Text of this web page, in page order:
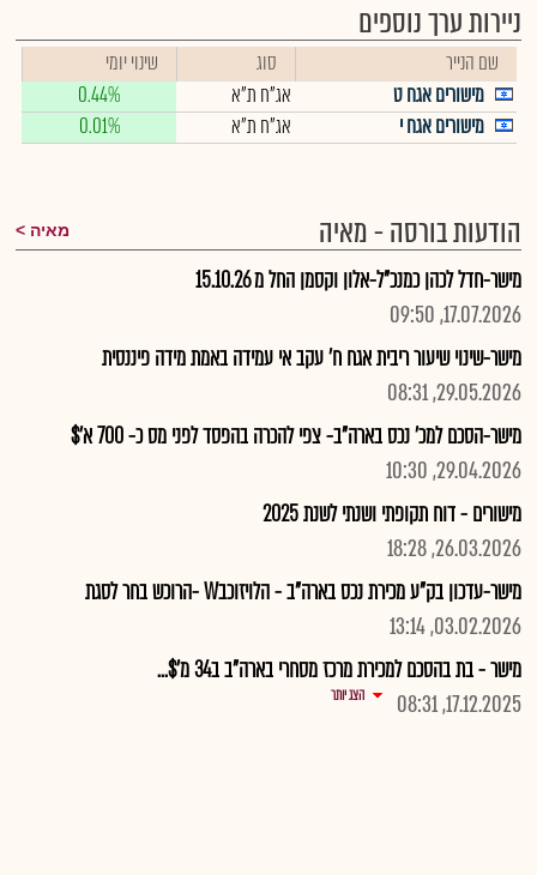
ניירות ערך נוספים
שם הנייר סוג
שינוי יומי
מישורים אגח ט
אג"ח ת"א
0.44%
מישורים אגח י
אג"ח ת"א 0.01%
הודעות בורסה - מאיה מאיה
מישר-חדל לכהן כמנכ"ל-אלון וקסמן החל מ 15.10.26
17.07.2026, 09:50
מישר-שינוי שיעור ריבית אגח ח' עקב אי עמידה באמת מידה פיננסית
29.05.2026, 08:31
מישר-הסכם למכ' נכס בארה"ב- צפי להכרה בהפסד לפני מס כ- 700 א'$
29.04.2026, 10:30
מישורים - דוח תקופתי ושנתי לשנת 2025
26.03.2026, 18:28
מישר-עדכון בק"ע מכירת נכס בארה"ב - הלויזוכבW -הרוכש בחר לסגת
03.02.2026, 13:14
מישר - בת בהסכם למכירת מרכז מסחרי בארה"ב ב34 מ'$...
17.12.2025, 08:31
הצג יותר